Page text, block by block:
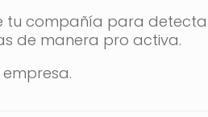
tu compañía para
de manera pro activa.